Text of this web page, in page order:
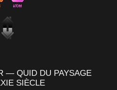
— QUID DU PAYSAGE
SIÈCLE